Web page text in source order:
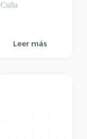
Cuña
Leer más